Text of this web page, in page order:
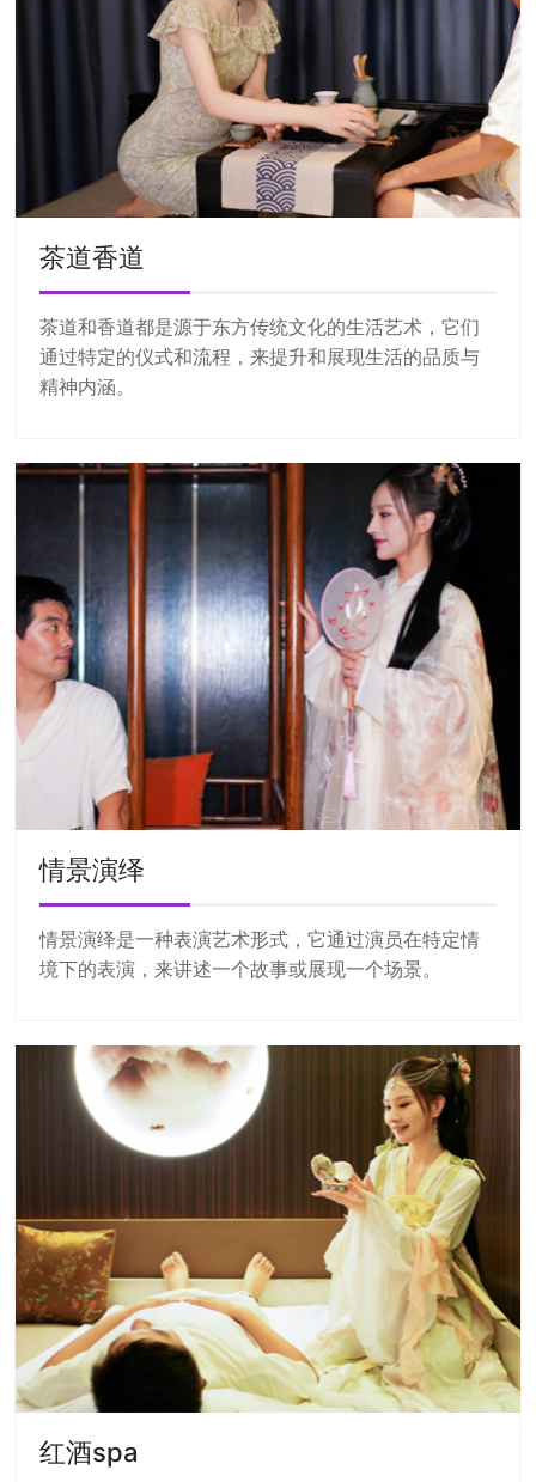
茶道香道
茶道和香道都是源于东方传统文化的生活艺术，它们
通过特定的仪式和流程，来提升和展现生活的品质与
精神内涵。
情景演绎
情景演绎是一种表演艺术形式，它通过演员在特定情
境下的表演，来讲述一个故事或展现一个场景。
红酒spa